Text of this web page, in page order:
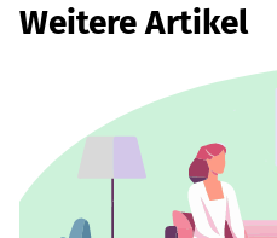
Weitere Artikel